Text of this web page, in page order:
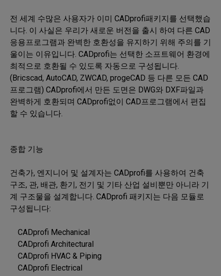
전 세계 수많은 사용자가 이미 CADprofi패키지를 선택했습
니다. 이 사실은 우리가 새로운 버전을 출시 하여 다른 CAD
응용프로그램과 완벽한 호환성을 유지하기 위해 주의를 기
울이는 이유입니다. CADprofi는 선택한 소프트웨어 환경에
최적으로 호환될 수 있도록 자동으로 구성됩니다.
(Bricscad, AutoCAD, ZWCAD, progeCAD 등 다른 모든 CAD
프로그램) CADprofi에서 만든 도면은 DWG와 DXF파일과
완벽하게 호환되며 CADprofi없이 CAD프로그램에서 편집
할 수 있습니다.
종합 기능
건축가, 엔지니어 및 설계자는 CADprofi를 사용하여 건축
구조, 관, 배관, 환기, 전기 및 기타 산업 설비뿐만 아니라 기
계 구조물을 설계합니다. CADprofi 패키지는 다음 모듈로
구성됩니다: